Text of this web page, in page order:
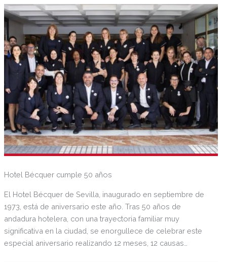
Hotel Bécquer cumple 50 años
El Hotel Bécquer de Sevilla, inaugurado en septiembre de
1973, está de aniversario este año. Tras 50 años de
andadura hotelera, con una trayectoria familiar muy
significativa en la ciudad, se enorgullece de celebrar este
especial aniversario realizando 12 meses, 12 causas